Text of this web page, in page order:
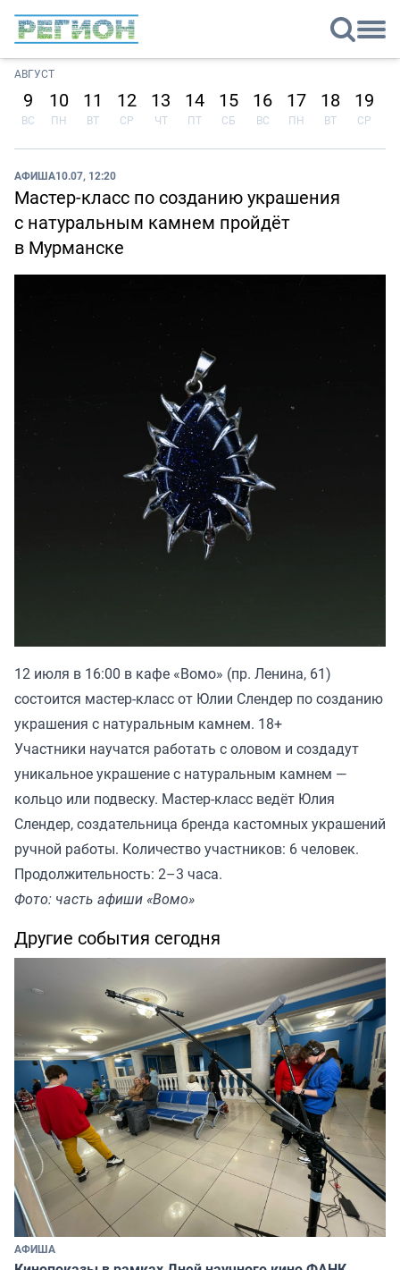
АВГУСТ
9
ВС
10
ПН
11
ВТ
12
СР
13
ЧТ
14
ПТ
15
СБ
16
ВС
17
ПН
18
ВТ
19
СР
АФИША10.07, 12:20
Мастер-класс по созданию украшения
с натуральным камнем пройдёт
в Мурманске
12 июля в 16:00 в кафе «Вомо» (пр. Ленина, 61)
состоится мастер-класс от Юлии Слендер по созданию
украшения с натуральным камнем. 18+
Участники научатся работать с оловом и создадут
уникальное украшение с натуральным камнем —
кольцо или подвеску. Мастер-класс ведёт Юлия
Слендер, создательница бренда кастомных украшений
ручной работы. Количество участников: 6 человек.
Продолжительность: 2–3 часа.
Фото: часть афиши «Вомо»
Другие события сегодня
АФИША